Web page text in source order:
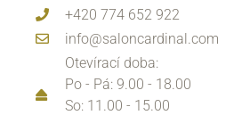
+420 774 652 922
info@saloncardinal.com
Otevírací doba:
Po - Pá: 9.00 - 18.00
So: 11.00 - 15.00